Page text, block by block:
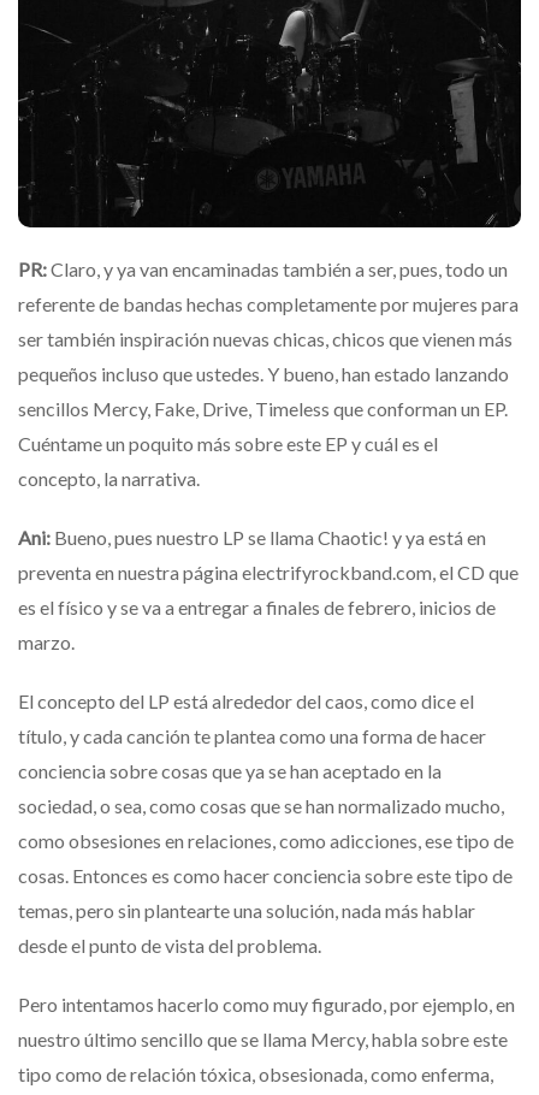
PR:Claro, y ya van encaminadas también a ser, pues, todo un
referente de bandas hechas completamente por mujeres para
ser también inspiración nuevas chicas, chicos que vienen más
pequeños incluso que ustedes. Y bueno, han estado lanzando
sencillos Mercy, Fake, Drive, Timeless que conforman un EP.
Cuéntame un poquito más sobre este EP y cuál es el
concepto, la narrativa.
Ani: Bueno, pues nuestro LP se llama Chaotic! y ya está en
preventa en nuestra página electrifyrockband.com, el CD que
es el físico y se va a entregar a finales de febrero, inicios de
marzo.
El concepto del LP está alrededor del caos, como dice el
título, y cada canción te plantea como una forma de hacer
conciencia sobre cosas que ya se han aceptado en la
sociedad, o sea, como cosas que se han normalizado mucho,
como obsesiones en relaciones, como adicciones, ese tipo de
cosas. Entonces es como hacer conciencia sobre este tipo de
temas, pero sin plantearte una solución, nada más hablar
desde el punto de vista del problema.
Pero intentamos hacerlo como muy figurado, por ejemplo, en
nuestro último sencillo que se llama Mercy, habla sobre este
tipo como de relación tóxica, obsesionada, como enferma,